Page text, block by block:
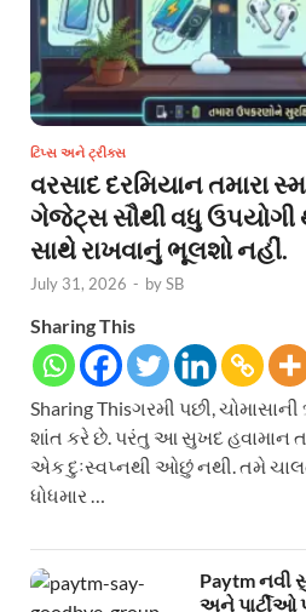
ટિપ્સ અને ટ્રીક્સ
વરસાદ દરમિયાન તમારા
ગેજેટ્સ સૌથી વધુ ઉપયોગી
સાથે રાખવાનું ભૂલશો નહીં.
July 31, 2026 - bySB
Sharing This
Sharing Thisગરમી પછી,
શાંત કરે છે. પરંતુ આ સુખદ હવામાન
એક દુઃસ્વપ્નથી ઓછું નથી. તમે
ધોધમાર …
Paytm નવી
અને પાર્ટીઓ